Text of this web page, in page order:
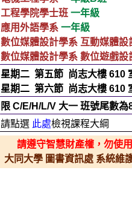
工程學院學士班 一年級
應用外語學系 一年級
數位媒體設計學系 互動媒體設
數位媒體設計學系 數位遊戲設
星期二 第五節 尚志大樓 610
星期二 第六節 尚志大樓 610
限 C/E/H/L/V 大一 班號尾數
請點選 此處檢視課程大綱
請遵守智慧財產權，勿使
大同大學 圖書資訊處 系統